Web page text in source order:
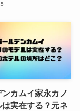
ンカムイ家永カノ
実在する？元ネ